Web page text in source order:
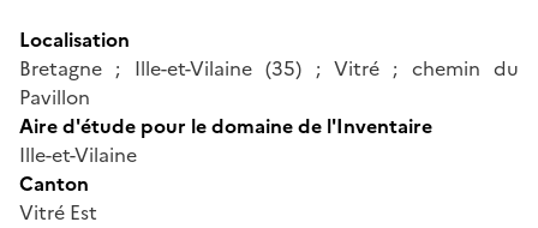
Localisation
Bretagne ; Ille-et-Vilaine (35) ; Vitré ; chemin du
Pavillon
Aire d'étude pour le domaine de l'Inventaire
Ille-et-Vilaine
Canton
Vitré Est